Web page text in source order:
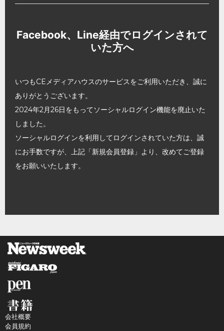
Facebook、Line経由でログインされて
いた方へ
いつもCEメディアハウスのサービスをご利用いただき、誠に
ありがとうございます。
2024年2月26日をもってソーシャルログイン機能を廃止いた
しました。
ソーシャルログインを利用してログインされていた方は、誠
にお手数ですが、上記「新規会員登録」より、改めてご登録
をお願いいたします。
会社概要
会員規約